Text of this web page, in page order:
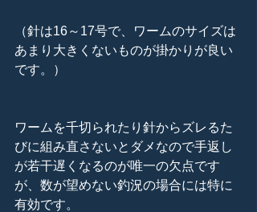
（針は16～17号で、ワームのサイズは
あまり大きくないものが掛かりが良い
です。）
ワームを千切られたり針からズレるた
びに組み直さないとダメなので手返し
が若干遅くなるのが唯一の欠点です
が、数が望めない釣況の場合には特に
有効です。